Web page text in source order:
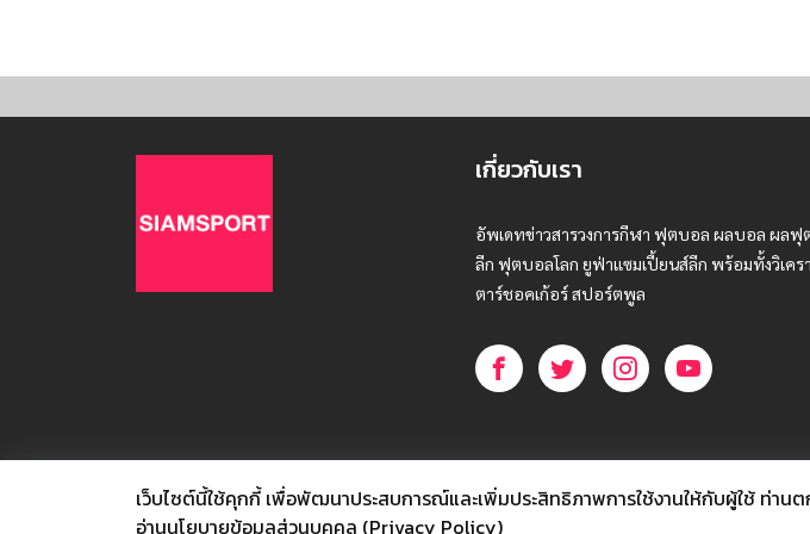
เกี่ยวกับเรา
อัพเดทข่าวสารวงการกีฬา ฟุตบอล ผลบอล ผลฟุ
ลีก ฟุตบอลโลก ยูฟ่าแซมเปี้ยนส์ลีก พร้อมทั้งวิเค
ตาร์ชอคเก้อร์ สปอร์ตพูล
© SIAMSPORT
เว็บไซต์นี้ใช้คุกกี้เพื่อพัฒนาประสบการณ์และเพิ่มประสิทธิภาพการใช้งานให้กับผู้ใช้ ท่านต
อ่านนโยบายข้อมูลส่วนบุคคล (Privacy Policy)